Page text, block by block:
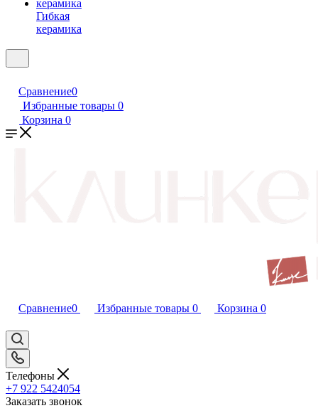
Гибкая
керамика
Сравнение0
Избранные товары 0
Корзина 0
Сравнение0 Избранные товары 0 Корзина 0
Телефоны
+7 922 5424054
Заказать звонок